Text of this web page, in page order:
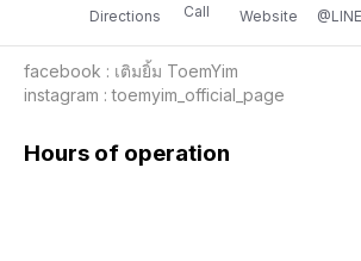
Directions Call Website @LINE
facebook : เติมยิ้ม ToemYim
instagram : toemyim_official_page
Hours of operation